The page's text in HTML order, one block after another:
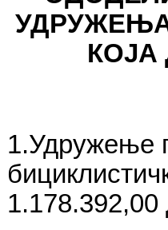
1.Удружење
1.178.392,00